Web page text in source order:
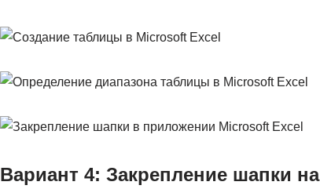
Вариант 4: Закрепление шапки